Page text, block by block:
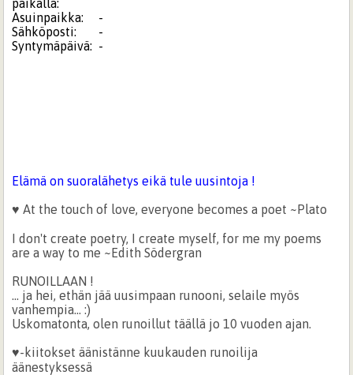
Asuinpaikka:
-
Sähköposti:
-
Syntymäpäivä: -
Elämä on suoralähetys eikä tule uusintoja !
♥ At the touch of love, everyone becomes a poet ~Plato
I don't create poetry, I create myself, for me my poems
are a way to me ~Edith Södergran
RUNOILLAAN !
... ja hei, ethän jää uusimpaan runooni, selaile myös
vanhempia... :)
Uskomatonta, olen runoillut täällä jo 10 vuoden ajan.
♥-kiitokset äänistänne kuukauden runoilija
äänestyksessä